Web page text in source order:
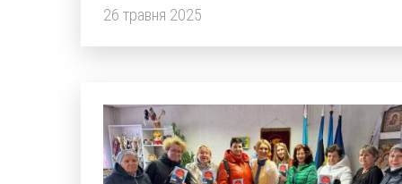
National…
26 травня 2025